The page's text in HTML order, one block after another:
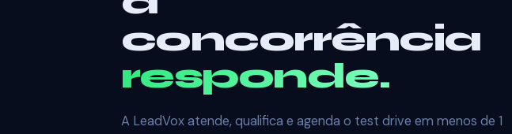
concorrência
responde.
A LeadVox atende, qualifica e agenda o test drive em menos de 1